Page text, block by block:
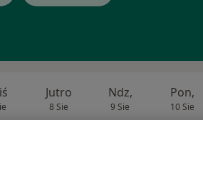
Jutro
8 Sie
Ndz,
9 Sie
Pon,
10 Sie